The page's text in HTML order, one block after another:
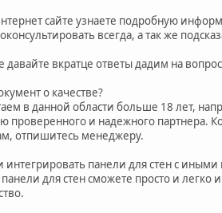
сайте узнаете подробную
всегда, а так же
давайте вкратце ответы дадим на
о качестве?
в данной области больше 18 лет,
проверенного и надежного партнера.
отпишитесь менеджеру.
панели для стен с
для стен сможете просто и